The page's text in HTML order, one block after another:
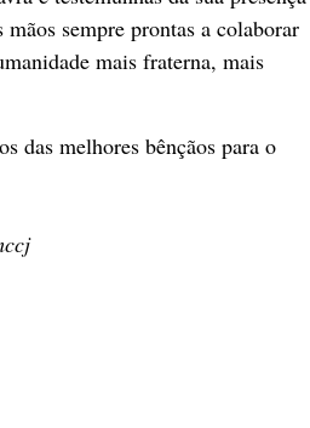
sempre prontas a colaborar
mais fraterna, mais
das melhores bênçãos para o